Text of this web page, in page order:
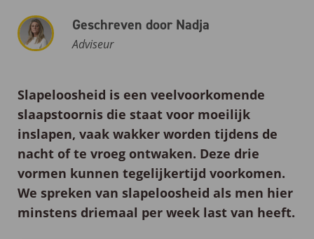
Geschreven door Nadja
Adviseur
Slapeloosheid is een veelvoorkomende
slaapstoornis die staat voor moeilijk
inslapen, vaak wakker worden tijdens de
nacht of te vroeg ontwaken. Deze drie
vormen kunnen tegelijkertijd voorkomen.
We spreken van slapeloosheid als men hier
minstens driemaal per week last van heeft.